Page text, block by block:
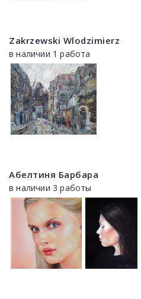
Zakrzewski Wlodzimierz
в наличии 1 работа
Абелтиня Барбара
в наличии 3 работы